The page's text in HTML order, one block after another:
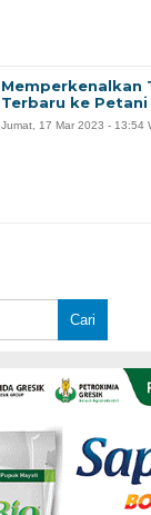
Cari
Memperkenalkan
Terbaru ke Petani
Jumat, 17 Mar 2023 - 13:54